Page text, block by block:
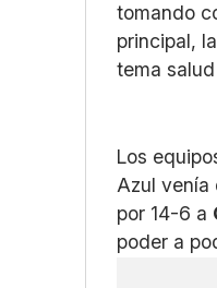
Los
Azul venía
por 14-6 a
poder a